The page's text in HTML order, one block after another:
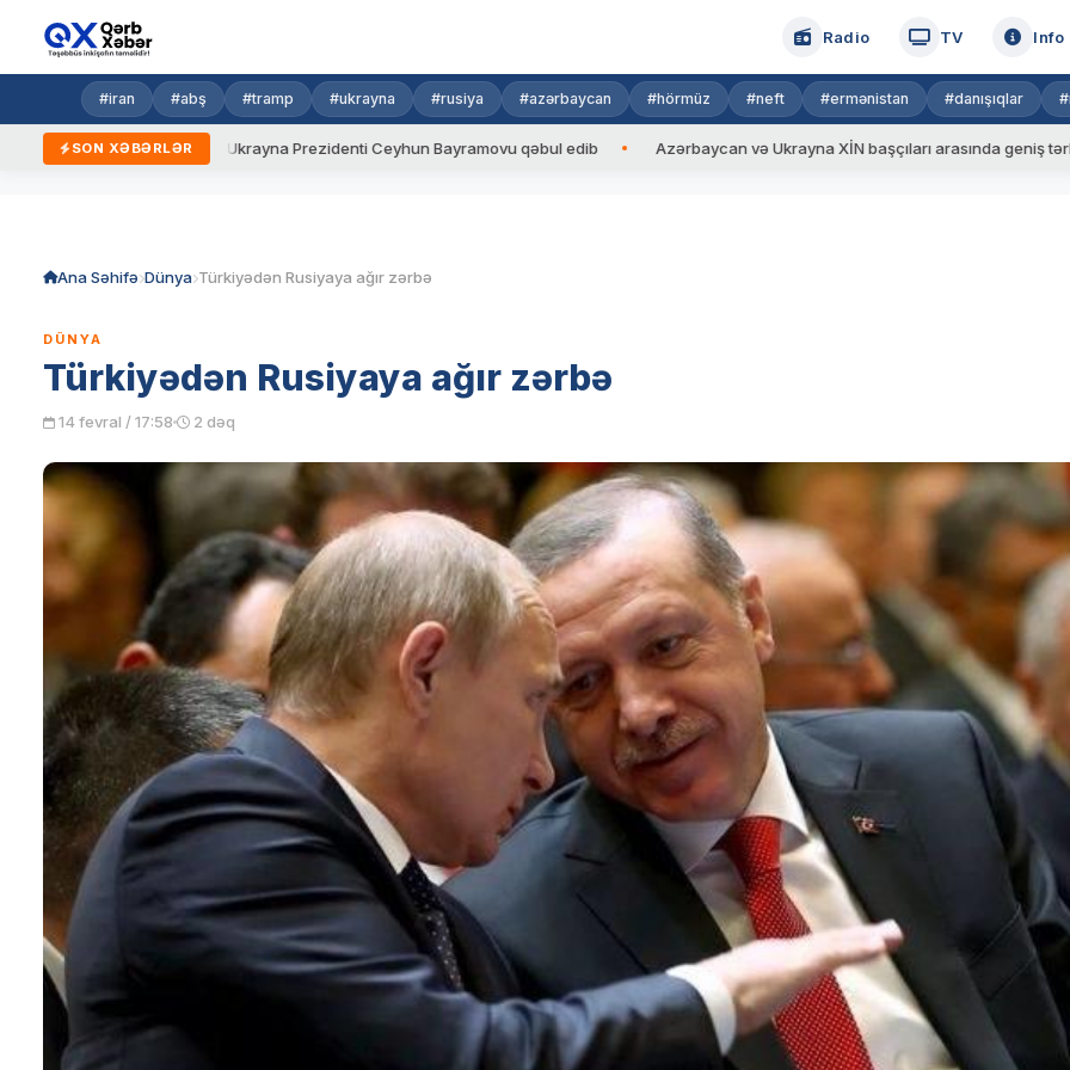
Radio TV Info
#iran #abş #tramp #ukrayna #rusiya #azərbaycan #hörmüz #neft #ermənistan #danışıqlar
SON XƏBƏRLƏR
yeni qaydalar Ukrayna Prezidenti Ceyhun Bayramovu qəbul edib Azərbaycan və Ukrayna XİN başçıları arasında geniş tərkibdə
Ana Səhifə Dünya Türkiyədən Rusiyaya ağır zərbə
DÜNYA
Türkiyədən Rusiyaya ağır zərbə
14 fevral / 17:58 2 dəq